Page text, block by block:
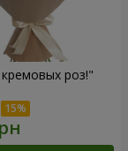
роз!"